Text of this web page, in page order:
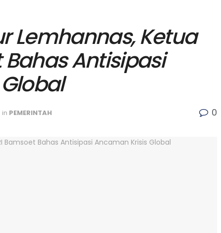
Lemhannas, Ketua
Bahas Antisipasi
in PEMERINTAH 0